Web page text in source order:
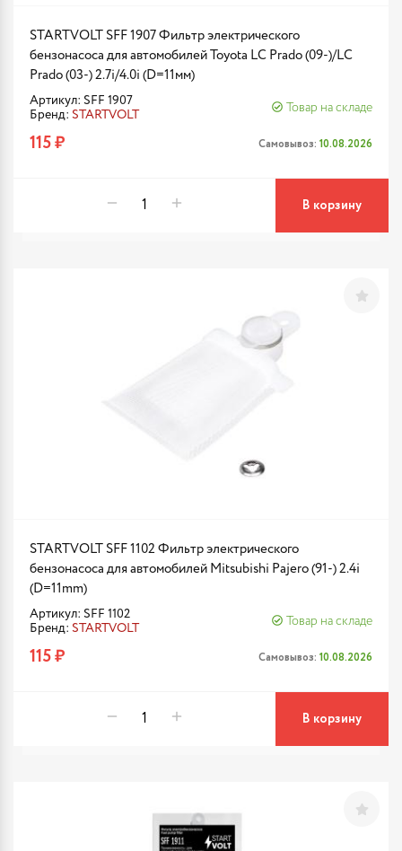
STARTVOLT SFF 1907 Фильтр электрического
бензонасоса для автомобилей Toyota LC Prado (09-)/LC
Prado (03-) 2.7i/4.0i (D=11мм)
Артикул: SFF 1907
Бренд: STARTVOLT
Товар на складе
115 ₽ Самовывоз: 10.08.2026
В корзину
STARTVOLT SFF 1102 Фильтр электрического
бензонасоса для автомобилей Mitsubishi Pajero (91-) 2.4i
(D=11mm)
Артикул: SFF 1102
Бренд: STARTVOLT
Товар на складе
115 ₽ Самовывоз: 10.08.2026
В корзину